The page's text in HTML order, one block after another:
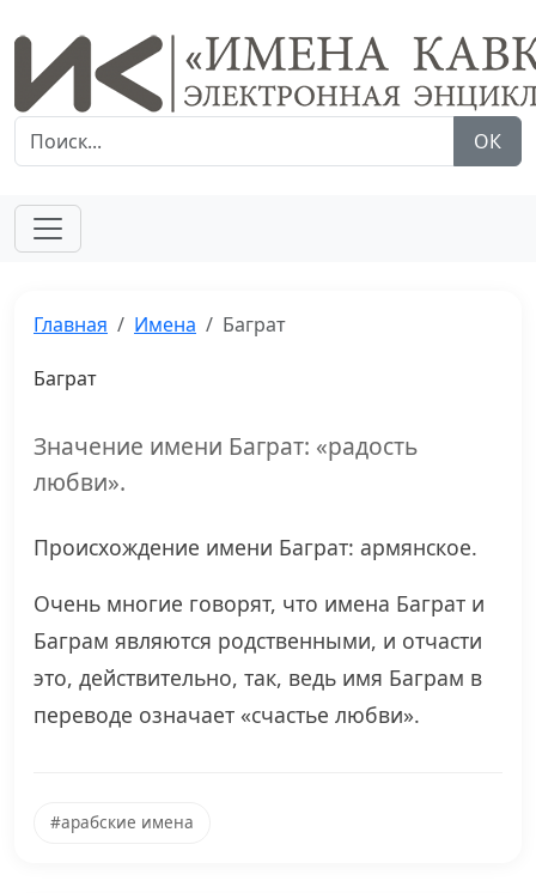
ОК
Главная Имена Баграт
Баграт
Значение имени Баграт: «радость
любви».
Происхождение имени Баграт: армянское.
Очень многие говорят, что имена Баграт и
Баграм являются родственными, и отчасти
это, действительно, так, ведь имя Баграм в
переводе означает «счастье любви».
#арабские имена